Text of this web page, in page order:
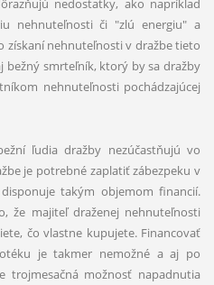
nedostatky, ako napríklad
nehnuteľnosti či "zlú energiu" a
získaní nehnuteľnosti v dražbe tieto
bežný smrteľník, ktorý by sa dražby
nehnuteľnosti pochádzajúcej
ľudia dražby nezúčastňujú vo
je potrebné zaplatiť zábezpeku v
takým objemom financií.
že majiteľ draženej nehnuteľnosti
čo vlastne kupujete. Financovať
je takmer nemožné a aj po
trojmesačná možnosť napadnutia